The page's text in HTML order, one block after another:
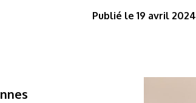
Publié le 19 avril 2024